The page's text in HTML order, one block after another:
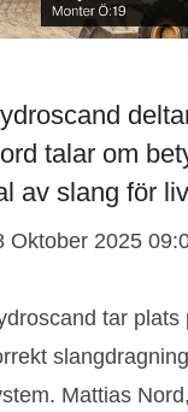
talar om
av slang för
Oktober 2025
tar
Mattias